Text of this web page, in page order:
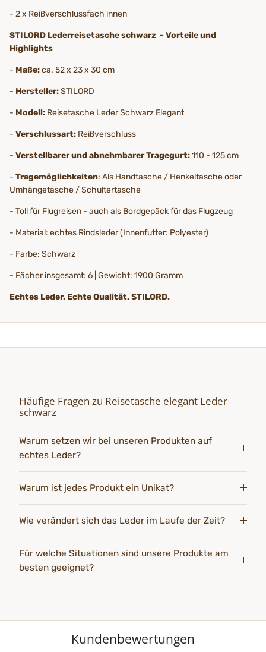
- 2 x Reißverschlussfach innen
STILORD Lederreisetasche schwarz - Vorteile und
Highlights
- Maße:ca. 52 x 23 x 30 cm
- Hersteller:STILORD
- Modell: Reisetasche Leder Schwarz Elegant
- Verschlussart: Reißverschluss
- Verstellbarer und abnehmbarer Tragegurt:110 - 125 cm
- Tragemöglichkeiten: Als Handtasche / Henkeltasche oder
Umhängetasche / Schultertasche
- Toll für Flugreisen - auch als Bordgepäck für das Flugzeug
- Material: echtes Rindsleder (Innenfutter: Polyester)
- Farbe: Schwarz
- Fächer insgesamt: 6 | Gewicht: 1900 Gramm
Echtes Leder. Echte Qualität. STILORD.
Häufige Fragen zu Reisetasche elegant Leder
schwarz
Warum setzen wir bei unseren Produkten auf
echtes Leder?
Warum ist jedes Produkt ein Unikat?
Wie verändert sich das Leder im Laufe der Zeit?
Für welche Situationen sind unsere Produkte am
besten geeignet?
Kundenbewertungen